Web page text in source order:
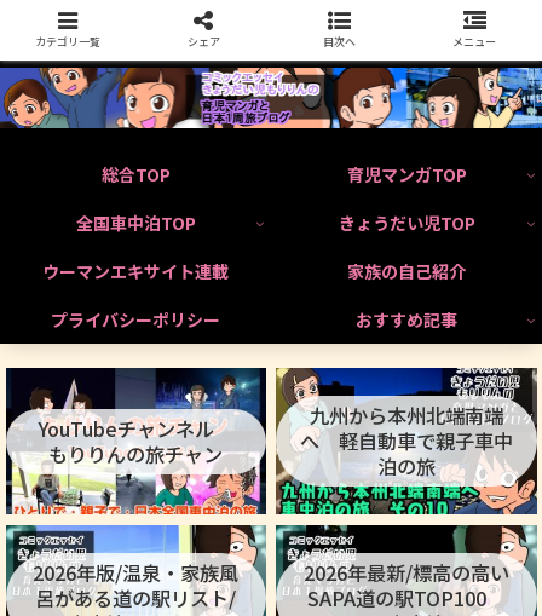
総合TOP
育児マンガTOP
全国車中泊TOP
きょうだい児TOP
ウーマンエキサイト連載
家族の自己紹介
プライバシーポリシー
おすすめ記事
YouTubeチャンネル
もりりんの旅チャン
九州から本州北端南端
へ 軽自動車で親子車中
泊の旅
2026年版/温泉・家族風
呂がある道の駅リスト/
2026年最新/標高の高い
SAPA道の駅TOP100
カテゴリ一覧 シェア 目次へ メニュー